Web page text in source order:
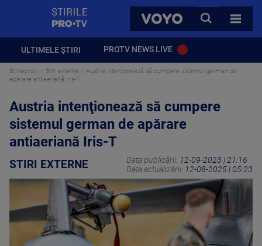
VOYO
CAUTA
TOATE
ULTIMELE ȘTIRI PROTV NEWS LIVE
Stirileprotv Stiri externe
Austria intenţionează să cumpere sistemul german de
apărare antiaeriană Iris-T
Austria intenţionează să cumpere
sistemul german de apărare
antiaeriană Iris-T
STIRI EXTERNE Data publicării: 12-09-2023 | 21:16
Data actualizării: 12-08-2025 | 05:23